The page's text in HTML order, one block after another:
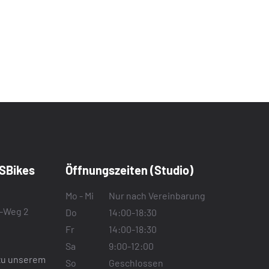
2
unserem
Öffnungszeiten (Studio)
Mo - Mi
Nur nach Vereinbarung
Do
14:00-18:30
Fr
14:00-18:30
Sa
9:00-12:00
So
Geschlossen